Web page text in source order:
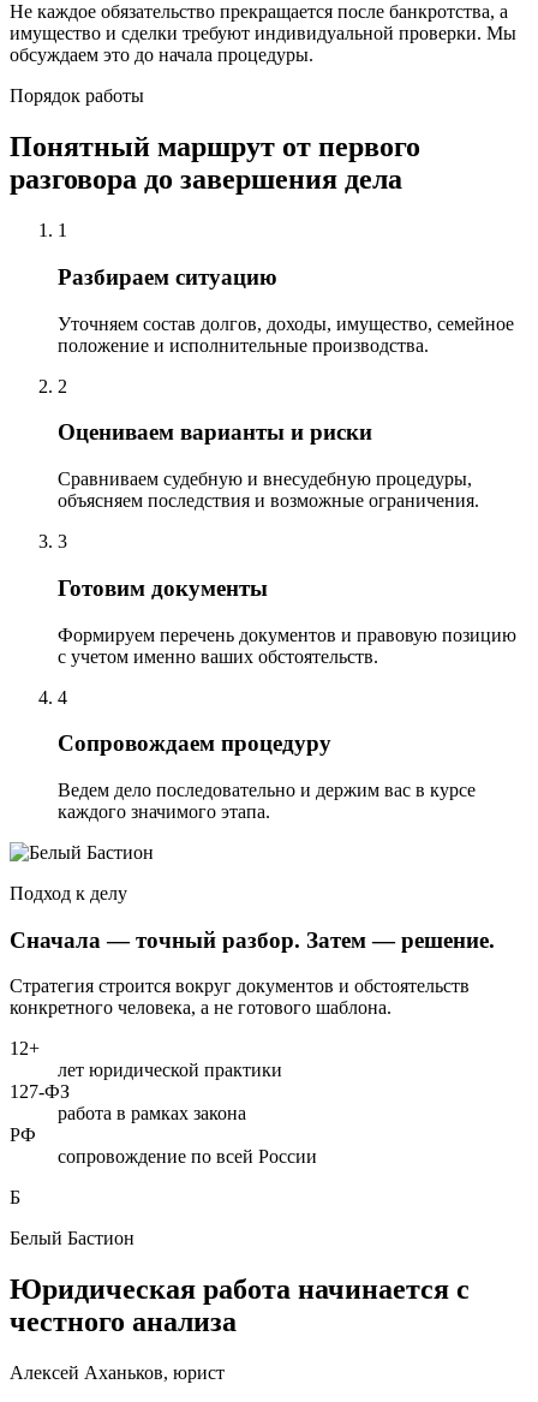
Не каждое обязательство прекращается после банкротства, а
имущество и сделки требуют индивидуальной проверки. Мы
обсуждаем это до начала процедуры.
Порядок работы
Понятный маршрут от первого
разговора до завершения дела
1
Разбираем ситуацию
Уточняем состав долгов, доходы, имущество, семейное
положение и исполнительные производства.
2
Оцениваем варианты и риски
Сравниваем судебную и внесудебную процедуры,
объясняем последствия и возможные ограничения.
3
Готовим документы
Формируем перечень документов и правовую позицию
с учетом именно ваших обстоятельств.
4
Сопровождаем процедуру
Ведем дело последовательно и держим вас в курсе
каждого значимого этапа.
Подход к делу
Сначала — точный разбор. Затем — решение.
Стратегия строится вокруг документов и обстоятельств
конкретного человека, а не готового шаблона.
12+
лет юридической практики
127-ФЗ
работа в рамках закона
РФ
сопровождение по всей России
Б
Белый Бастион
Юридическая работа начинается с
честного анализа
Алексей Аханьков, юрист